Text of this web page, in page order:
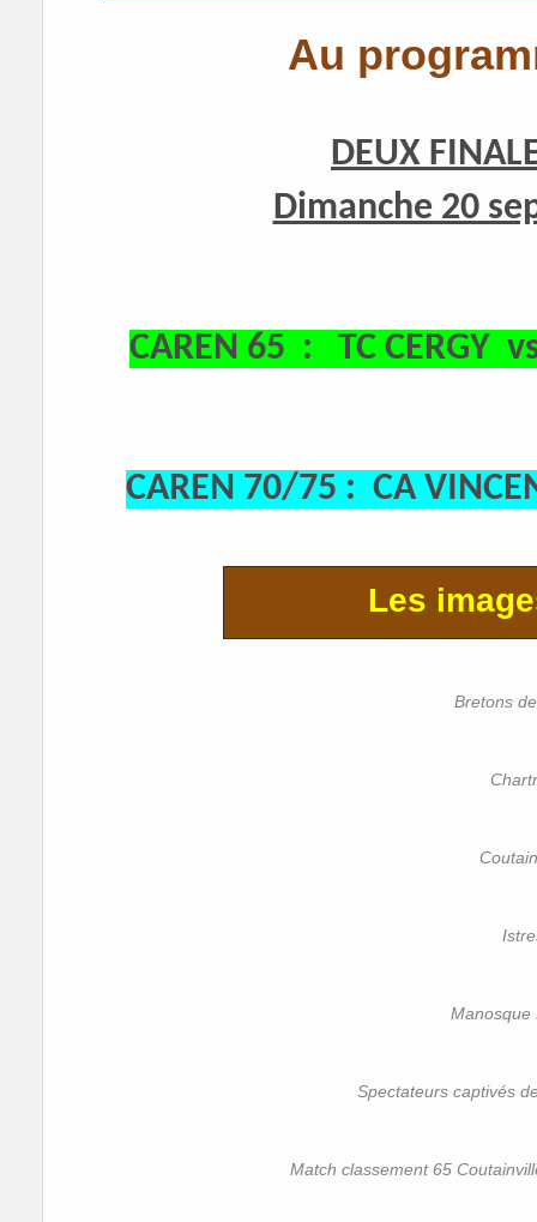
Au
DEUX
Dimanche 20
CAREN 65 : TC CERGY
CAREN 70/75 : CA
Les
Bretons
Manosque
Spectateurs captivés
Match classement 65